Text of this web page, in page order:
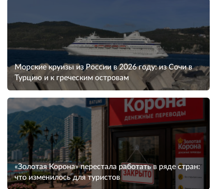
Морские круизы из России в 2026 году: из Сочи в
Турцию и к греческим островам
«Золотая Корона» перестала работать в ряде стран:
что изменилось для туристов